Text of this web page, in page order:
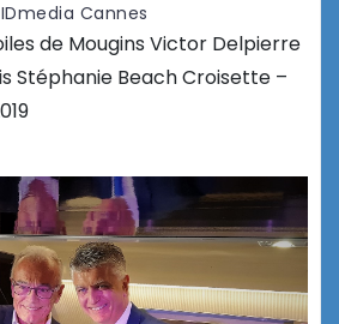
IDmedia Cannes
de Mougins Victor Delpierre
Stéphanie Beach Croisette –